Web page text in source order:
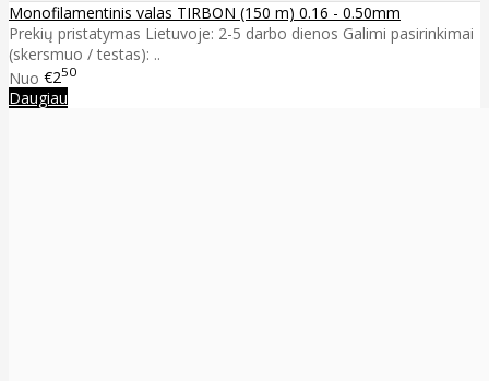
Monofilamentinis valas TIRBON (150 m) 0.16 - 0.50mm
Prekių pristatymas Lietuvoje: 2-5 darbo dienos Galimi pasirinkimai
(skersmuo / testas): ..
Nuo €250
Daugiau